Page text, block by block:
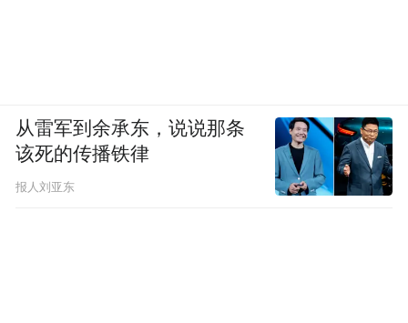
从雷军到余承东，说说那条
该死的传播铁律
报人刘亚东